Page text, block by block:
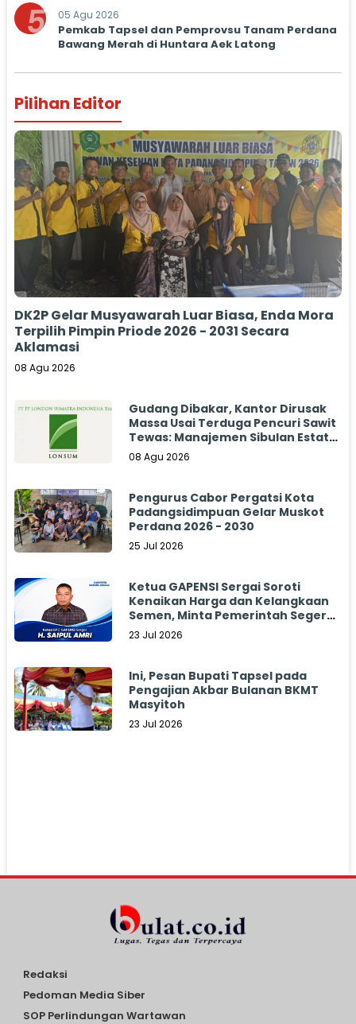
5 05 Agu 2026
Pemkab Tapsel dan Pemprovsu Tanam Perdana
Bawang Merah di Huntara Aek Latong
Pilihan Editor
DK2P Gelar Musyawarah Luar Biasa, Enda Mora
Terpilih Pimpin Priode 2026 - 2031 Secara
Aklamasi
08 Agu 2026
Gudang Dibakar, Kantor Dirusak
Massa Usai Terduga Pencuri Sawit
Tewas: Manajemen Sibulan Estate
Bungkam
08 Agu 2026
Pengurus Cabor Pergatsi Kota
Padangsidimpuan Gelar Muskot
Perdana 2026 - 2030
25 Jul 2026
Ketua GAPENSI Sergai Soroti
Kenaikan Harga dan Kelangkaan
Semen, Minta Pemerintah Segera
Bertindak
23 Jul 2026
Ini, Pesan Bupati Tapsel pada
Pengajian Akbar Bulanan BKMT
Masyitoh
23 Jul 2026
Redaksi
Pedoman Media Siber
SOP Perlindungan Wartawan